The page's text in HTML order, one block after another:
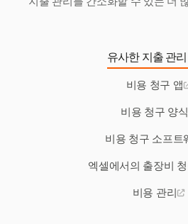
유사한 지출 관
비용 청구 앱
비용 청구 양식
비용 청구 소프트
엑셀에서의 출장비
비용 관리